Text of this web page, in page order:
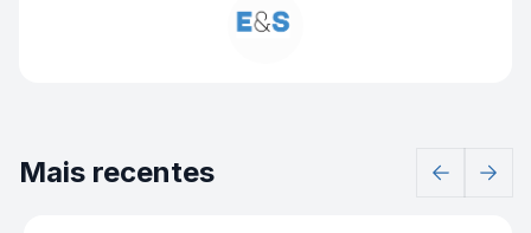
Mais recentes